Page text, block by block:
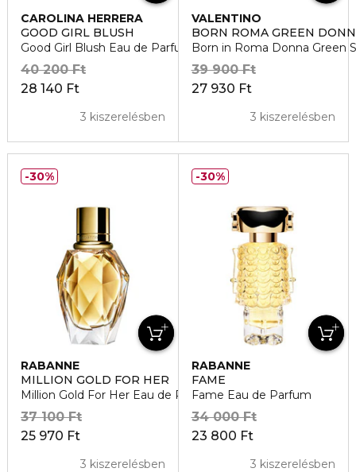
CAROLINA HERRERA
GOOD GIRL BLUSH
Good Girl Blush Eau de Parfum Elixir
28 140 Ft
40 200 Ft
3 kiszerelésben
VALENTINO
BORN ROMA GREEN
Born in Roma Donna Green
27 930 Ft
39 900 Ft
3 kiszerelésben
RABANNE
MILLION GOLD FOR HER
Million Gold For Her Eau de Parfum
25 970 Ft
37 100 Ft
3 kiszerelésben
30%
RABANNE
FAME
Fame Eau de Parfum
23 800 Ft
34 000 Ft
3 kiszerelésben
30%